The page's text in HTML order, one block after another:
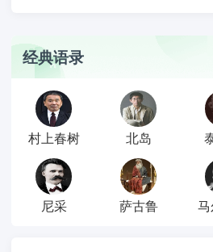
经典语录
村上春树 北岛
尼采 萨古鲁